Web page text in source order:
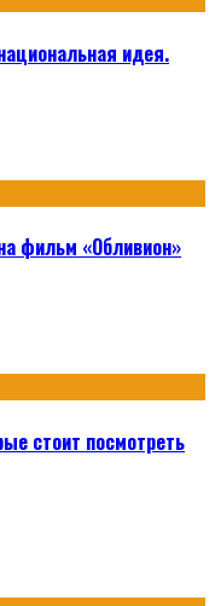
идея.
фильм «Обливион»
стоит посмотреть